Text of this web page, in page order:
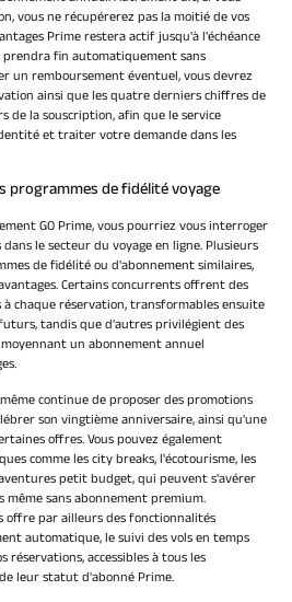
vous ne récupérerez pas la moitié de vos
Prime restera actif jusqu'à l'échéance
fin automatiquement sans
un remboursement éventuel, vous devrez
ainsi que les quatre derniers chiffres de
de la souscription, afin que le service
et traiter votre demande dans les
programmes de fidélité voyage
GO Prime, vous pourriez vous interroger
le secteur du voyage en ligne. Plusieurs
de fidélité ou d'abonnement similaires,
Certains concurrents offrent des
chaque réservation, transformables ensuite
tandis que d'autres privilégient des
un abonnement annuel
continue de proposer des promotions
son vingtième anniversaire, ainsi qu'une
offres. Vous pouvez également
comme les city breaks, l'écotourisme, les
petit budget, qui peuvent s'avérer
sans abonnement premium.
offre par ailleurs des fonctionnalités
automatique, le suivi des vols en temps
accessibles à tous les
leur statut d'abonné Prime.